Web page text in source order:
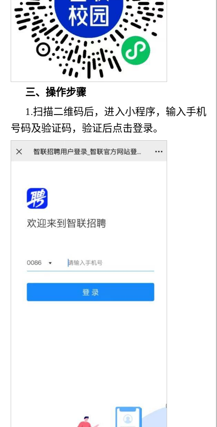
三、操作步骤
1.扫描二维码后，进入小程序，输入手机
号码及验证码，验证后点击登录。